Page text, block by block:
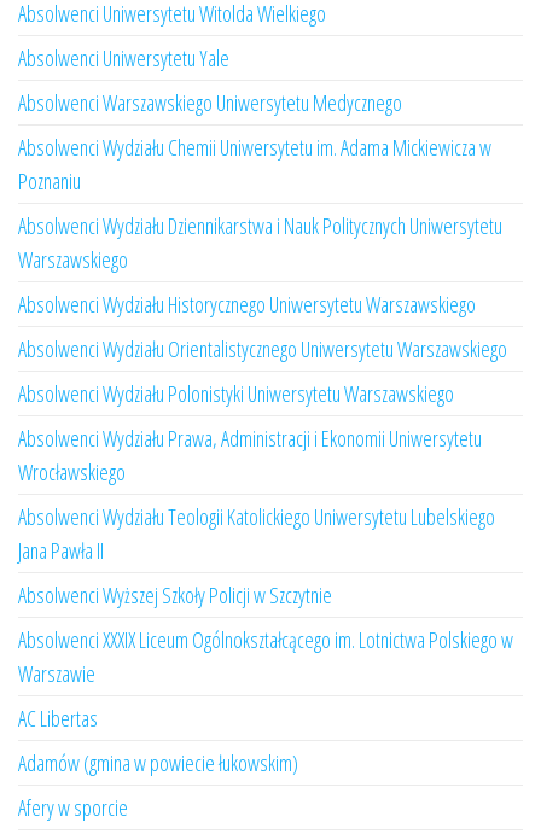
Absolwenci Uniwersytetu Witolda Wielkiego
Absolwenci Uniwersytetu Yale
Absolwenci Warszawskiego Uniwersytetu Medycznego
Absolwenci Wydziału Chemii Uniwersytetu im. Adama Mickiewicza w
Poznaniu
Absolwenci Wydziału Dziennikarstwa i Nauk Politycznych Uniwersytetu
Warszawskiego
Absolwenci Wydziału Historycznego Uniwersytetu Warszawskiego
Absolwenci Wydziału Orientalistycznego Uniwersytetu Warszawskiego
Absolwenci Wydziału Polonistyki Uniwersytetu Warszawskiego
Absolwenci Wydziału Prawa, Administracji i Ekonomii Uniwersytetu
Wrocławskiego
Absolwenci Wydziału Teologii Katolickiego Uniwersytetu Lubelskiego
Jana Pawła II
Absolwenci Wyższej Szkoły Policji w Szczytnie
Absolwenci XXXIX Liceum Ogólnokształcącego im. Lotnictwa Polskiego w
Warszawie
AC Libertas
Adamów (gmina w powiecie łukowskim)
Afery w sporcie